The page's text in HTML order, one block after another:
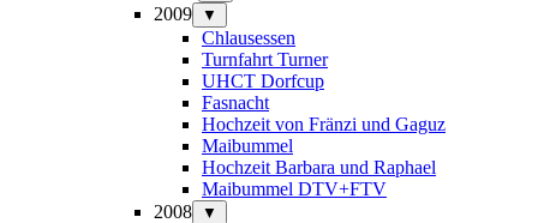
2009 ▼
Chlausessen
Turnfahrt Turner
UHCT Dorfcup
Fasnacht
Hochzeit von Fränzi und Gaguz
Maibummel
Hochzeit Barbara und Raphael
Maibummel DTV+FTV
2008
▼